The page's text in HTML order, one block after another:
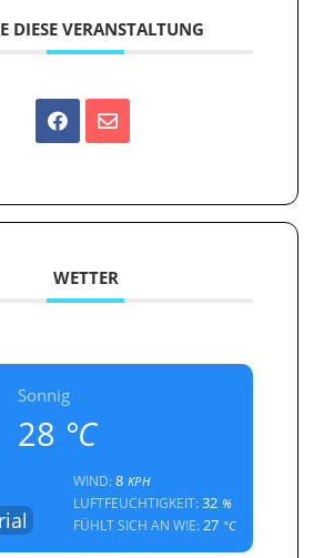
DIESE VERANSTALTUNG
WETTER
Sonnig
28 °C
WIND:8 KPH
LUFTFEUCHTIGKEIT:32 %
FÜHLT SICH AN WIE:27 °C